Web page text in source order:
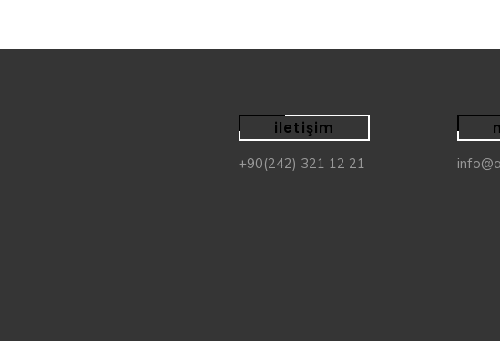
iletişim
+90(242) 321 12 21